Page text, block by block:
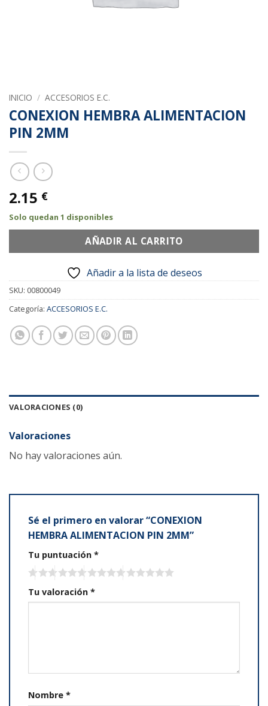
INICIO / ACCESORIOS E.C.
CONEXION HEMBRA ALIMENTACION
PIN 2MM
2.15 €
Solo quedan 1 disponibles
AÑADIR AL CARRITO
Añadir a la lista de deseos
SKU: 00800049
Categoría: ACCESORIOS E.C.
VALORACIONES (0)
Valoraciones
No hay valoraciones aún.
Sé el primero en valorar “CONEXION
HEMBRA ALIMENTACION PIN 2MM”
Tu puntuación *
Tu valoración *
Nombre *